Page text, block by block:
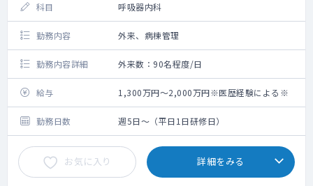
科目 呼吸器内科
勤務内容 外来、病棟管理
勤務内容詳細 外来数：90名程度/日
給与 1,300万円～2,000万円※医歴経験による※
勤務日数 週5日～（平日1日研修日）
お気に入り 詳細をみる